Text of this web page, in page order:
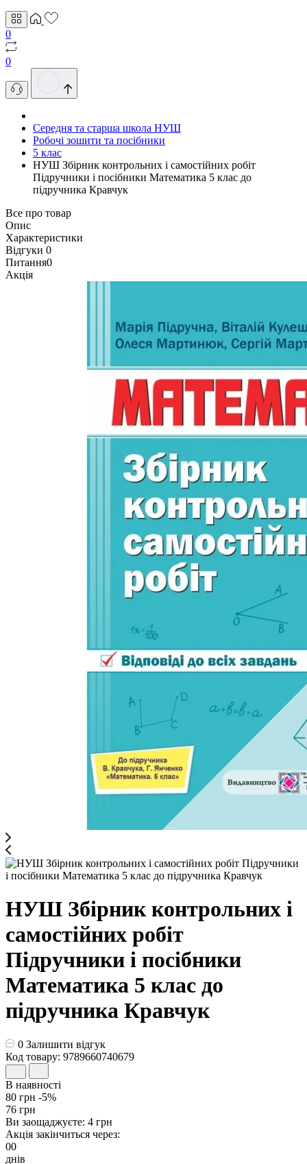
0
0
Середня та старша школа НУШ
Робочі зошити та посібники
5 клас
НУШ Збірник контрольних і самостійних робіт
Пiдручники i посiбники Математика 5 клас до
підручника Кравчук
Все про товар
Опис
Характеристики
Відгуки 0
Питання0
Акція
НУШ Збірник контрольних і
самостійних робіт
Пiдручники i посiбники
Математика 5 клас до
підручника Кравчук
0 Залишити відгук
Код товару: 9789660740679
В наявності
80 грн -5%
76 грн
Ви заощаджуєте: 4 грн
Акція закінчиться через:
00
днів